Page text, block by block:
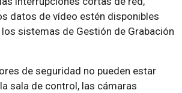
datos de vídeo estén disponibles
sistemas de Gestión de Grabación
de seguridad no pueden estar
sala de control, las cámaras